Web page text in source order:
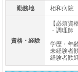
勤務地 相和病院
資格・経験
【必須資格
・調理師
学歴・年
未経験者
経験者歓